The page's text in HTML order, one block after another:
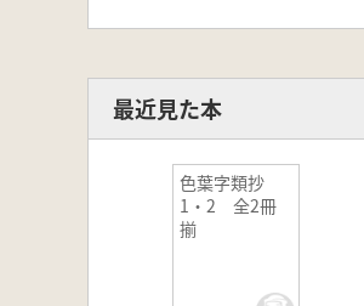
最近見た本
色葉字類抄
1・2 全2冊
揃